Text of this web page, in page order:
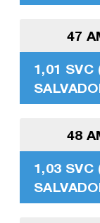
47
1,01 SVC
48
1,03 SVC